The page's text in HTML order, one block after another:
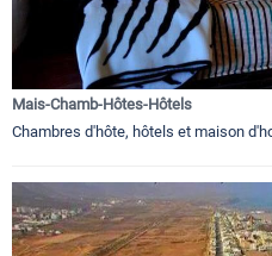
Mais-Chamb-Hôtes-Hôtels
Chambres d'hôte, hôtels et maison